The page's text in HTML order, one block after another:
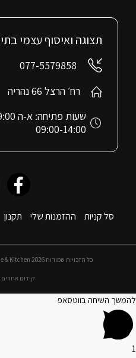
סל קניות ההזמנות שלי תקנון
תצוגה ואיסוף עצמי
077-5579858
רח׳ הרצל 66 נהריה
09:00-14:00
כל הזכויות שמורות 2026 Home & Kitchen | האתר נבנה ע״י לובה קוטליק
קידום אתרים
להמשך השיחה בווטסאפ
1